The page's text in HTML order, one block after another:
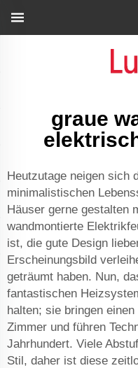
graue
Heutzutage neigen sich
minimalistischen
Häuser gerne gestalten
wandmontierte
ist, die gute Design
Erscheinungsbild
geträumt haben. Nun,
fantastischen
halten; sie bringen
Zimmer und führen
Jahrhundert. Viele
Stil, daher ist diese